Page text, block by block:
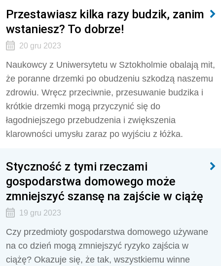
Przestawiasz kilka razy budzik, zanim
wstaniesz? To dobrze!
20 gru 2023
Naukowcy z Uniwersytetu w Sztokholmie obalają mit,
że poranne drzemki po obudzeniu szkodzą naszemu
zdrowiu. Wręcz przeciwnie, przesuwanie budzika i
krótkie drzemki mogą przyczynić się do
łagodniejszego przebudzenia i zwiększenia
klarowności umysłu zaraz po wyjściu z łóżka.
Styczność z tymi rzeczami
gospodarstwa domowego może
zmniejszyć szansę na zajście w ciążę
19 gru 2023
Czy przedmioty gospodarstwa domowego używane
na co dzień mogą zmniejszyć ryzyko zajścia w
ciążę? Okazuje się, że tak, wszystkiemu winne